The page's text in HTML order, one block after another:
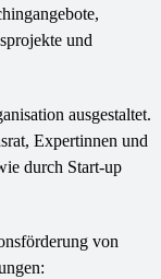
und
ausgestaltet.
Expertinnen und
durch Start-up
von